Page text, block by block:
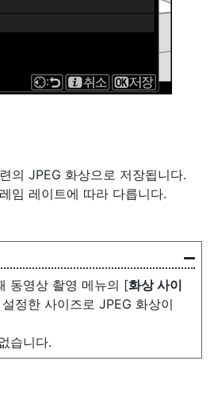
의 JPEG 화상으로 저장됩니다.
임 레이트에 따라 다릅니다.
동영상 촬영 메뉴의 [화상 사이
정한 사이즈로 JPEG 화상이
습니다.